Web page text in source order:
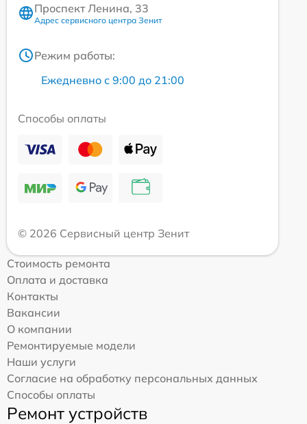
Проспект Ленина, 33
Адрес сервисного центра Зенит
Режим работы:
Ежедневно с 9:00 до 21:00
Способы оплаты
© 2026 Сервисный центр Зенит
Стоимость ремонта
Оплата и доставка
Контакты
Вакансии
О компании
Ремонтируемые модели
Наши услуги
Согласие на обработку персональных данных
Способы оплаты
Ремонт устройств